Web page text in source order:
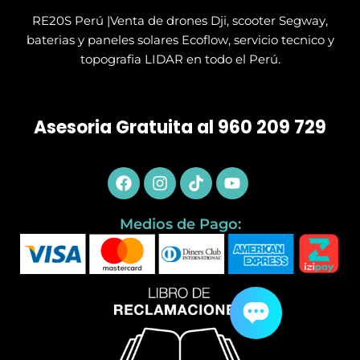
RE20S Perú |Venta de drones Dji, scooter Segway,
baterias y paneles solares Ecoflow, servicio tecnico y
topografia LIDAR en todo el Perú.
Asesoria Gratuita al 960 209 729
Facebook
Instagram
TiktokYoutube
Medios de Pago: